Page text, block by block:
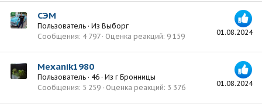
01.08.2024
СЭМ
Пользователь · Из Выборг
Сообщения 4 797 Оценка реакций 9 159
01.08.2024
Mexanik1980
Пользователь · 46 · Из г Бронницы
Сообщения 5 259 Оценка реакций 3 376